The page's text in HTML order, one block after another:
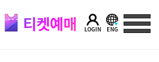
티켓예매 LOGIN ENG